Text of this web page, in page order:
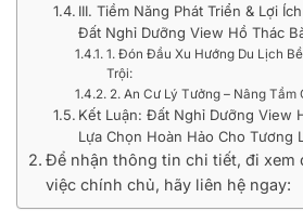
III. Tiềm Năng Phát Triển & Lợi
Đất Nghỉ Dưỡng View Hồ Thác
1. Đón Đầu Xu Hướng Du Lịch
Trội:
2. An Cư Lý Tưởng – Nâng
Kết Luận: Đất Nghỉ Dưỡng View
Lựa Chọn Hoàn Hảo Cho Tương
Để nhận thông tin chi tiết, đi xem
việc chính chủ, hãy liên hệ ngay: